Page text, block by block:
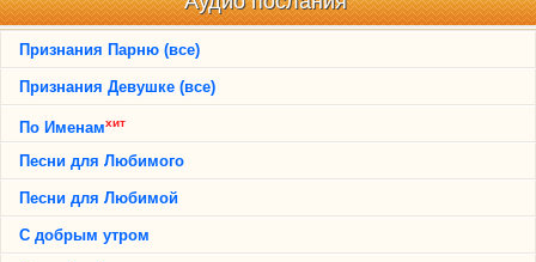
Признания Парню (все)
Признания Девушке (все)
По Именамхит
Песни для Любимого
Песни для Любимой
С добрым утром